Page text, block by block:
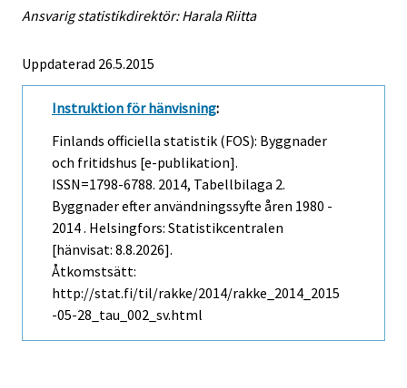
Ansvarig statistikdirektör: Harala Riitta
Uppdaterad 26.5.2015
Instruktion för hänvisning:
Finlands officiella statistik (FOS): Byggnader
och fritidshus [e-publikation].
ISSN=1798-6788. 2014, Tabellbilaga 2.
Byggnader efter användningssyfte åren 1980 -
2014 . Helsingfors: Statistikcentralen
[hänvisat: 8.8.2026].
Åtkomstsätt:
http://stat.fi/til/rakke/2014/rakke_2014_2015
-05-28_tau_002_sv.html